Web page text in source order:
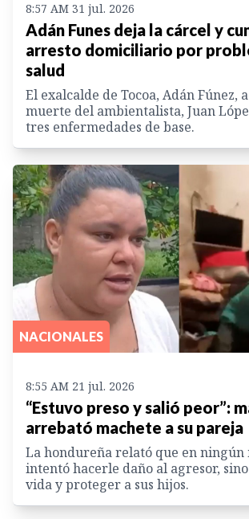
8:57 AM 31 jul. 2026
Adán Funes deja la cárcel y
arresto domiciliario por
salud
El exalcalde de Tocoa, Adán Fúnez,
muerte del ambientalista, Juan
tres enfermedades de base.
NACIONALES
8:55 AM 21 jul. 2026
“Estuvo preso y salió peor”:
arrebató machete a su pareja
La hondureña relató que en ningún
intentó hacerle daño al agresor,
vida y proteger a sus hijos.